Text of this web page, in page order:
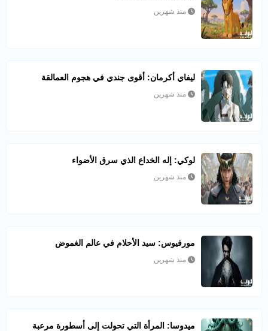
منذ شهرين
ليفاي أكرمان: أقوى جندي في هجوم العمالقة
منذ شهرين
لوكي: إله الخداع الذي سرق الأضواء
منذ شهرين
مورفيوس: سيد الأحلام في عالم الغموض
منذ شهرين
ميدوسا: المرأة التي تحولت إلى أسطورة مرعبة